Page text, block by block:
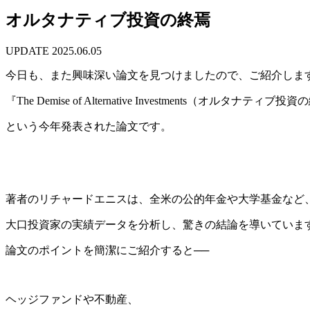
オルタナティブ投資の終焉
UPDATE 2025.06.05
今日も、また興味深い論文を見つけましたので、ご紹介しま
『The Demise of Alternative Investments（オルタナティブ投資の
という今年発表された論文です。
著者のリチャードエニスは、全米の公的年金や大学基金など、
大口投資家の実績データを分析し、驚きの結論を導いていま
論文のポイントを簡潔にご紹介すると──
ヘッジファンドや不動産、